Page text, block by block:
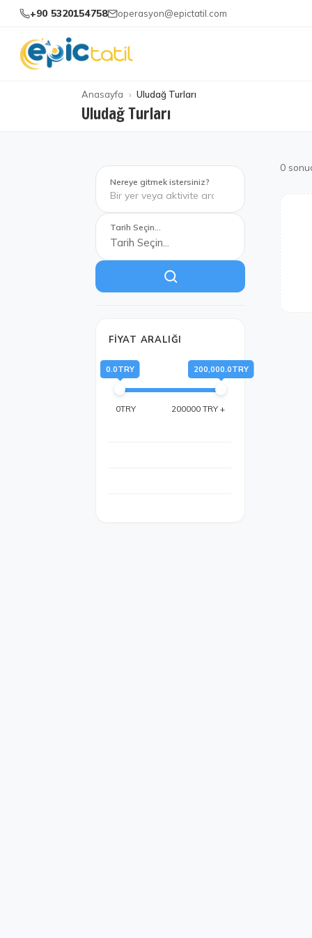
+90 5320154758 operasyon@epictatil.com
Anasayfa Uludağ Turları
Uludağ Turları
Nereye gitmek istersiniz?
Tarih Seçin...
FIYAT ARALIĞI
0TRY 200000 TRY +
0.0TRY 200,000.0TRY
0